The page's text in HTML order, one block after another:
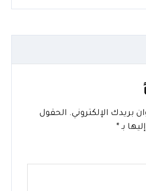
بريدك الإلكتروني. الحقول
بـ *